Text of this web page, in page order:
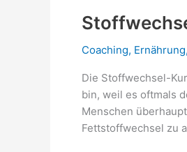
Coaching, Ernährung,
Die Stoffwechsel-
bin, weil es oftmals
Menschen
Fettstoffwechsel zu